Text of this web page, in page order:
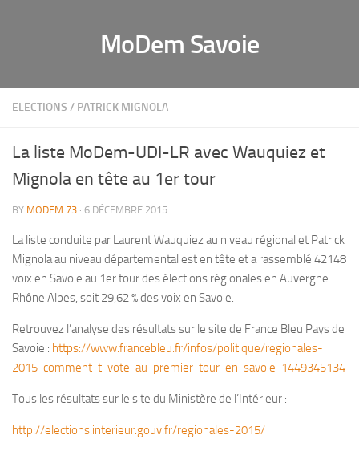
MoDem Savoie
ELECTIONS / PATRICK MIGNOLA
La liste MoDem-UDI-LR avec Wauquiez et
Mignola en tête au 1er tour
BY MODEM 73 · 6 DÉCEMBRE 2015
La liste conduite par Laurent Wauquiez au niveau régional et Patrick
Mignola au niveau départemental est en tête et a rassemblé 42148
voix en Savoie au 1er tour des élections régionales en Auvergne
Rhône Alpes, soit 29,62 % des voix en Savoie.
Retrouvez l’analyse des résultats sur le site de France Bleu Pays de
Savoie : https://www.francebleu.fr/infos/politique/regionales-
2015-comment-t-vote-au-premier-tour-en-savoie-1449345134
Tous les résultats sur le site du Ministère de l’Intérieur :
http://elections.interieur.gouv.fr/regionales-2015/